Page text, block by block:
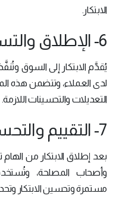
الابتكار.
6- الإطلاق والتسويق:
يُقدَّم الابتكار إلى السوق
لدى العملاء، وتتضمن هذه
التعديلات والتحسينات اللازمة.
7- التقييم والتحسين المستمر:
بعد إطلاق الابتكار من
وأصحاب المصلحة،
مستمرة وتحسين الابتكار